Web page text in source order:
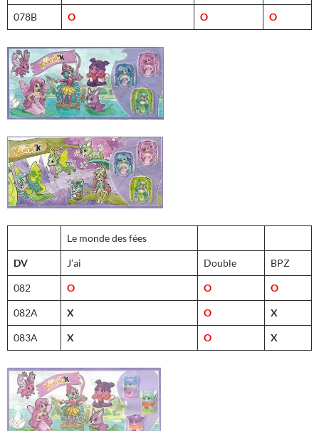
078B O O O
Le monde des fées
DV J’ai Double BPZ
082 O O O
082A X O X
083A X O X